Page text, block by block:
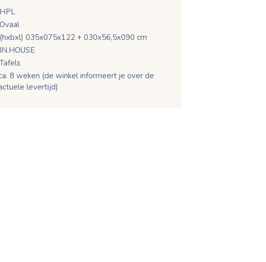
HPL
Ovaal
(hxbxl) 035x075x122 + 030x56,5x090 cm
IN.HOUSE
Tafels
8 weken (de winkel informeert je over de
levertijd)